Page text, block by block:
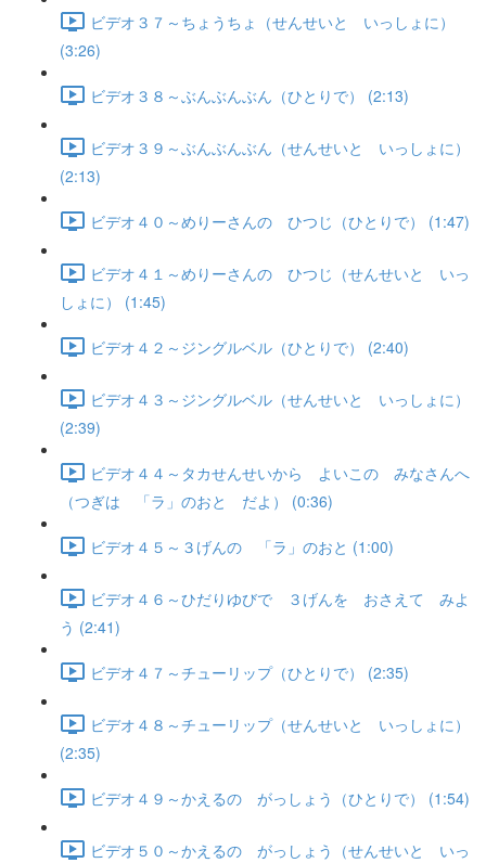
ビデオ３７～ちょうちょ（せんせいと いっしょに）
(3:26)
ビデオ３８～ぶんぶんぶん（ひとりで） (2:13)
ビデオ３９～ぶんぶんぶん（せんせいと いっしょに）
(2:13)
ビデオ４０～めりーさんの ひつじ（ひとりで） (1:47)
ビデオ４１～めりーさんの ひつじ（せんせいと いっ
しょに） (1:45)
ビデオ４２～ジングルベル（ひとりで） (2:40)
ビデオ４３～ジングルベル（せんせいと いっしょに）
(2:39)
ビデオ４４～タカせんせいから よいこの みなさんへ
（つぎは 「ラ」のおと だよ） (0:36)
ビデオ４５～３げんの 「ラ」のおと (1:00)
ビデオ４６～ひだりゆびで ３げんを おさえて みよ
う (2:41)
ビデオ４７～チューリップ（ひとりで） (2:35)
ビデオ４８～チューリップ（せんせいと いっしょに）
(2:35)
ビデオ４９～かえるの がっしょう（ひとりで） (1:54)
ビデオ５０～かえるの がっしょう（せんせいと いっ